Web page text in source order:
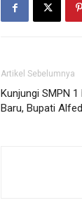
Artikel Sebelumnya
Kunjungi SMPN
Baru, Bupati